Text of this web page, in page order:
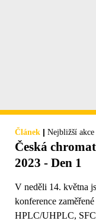
Článek | Nejbližší akce
Česká
2023 - Den 1
V neděli 14. května
konference
HPLC/UHPLC, SFC